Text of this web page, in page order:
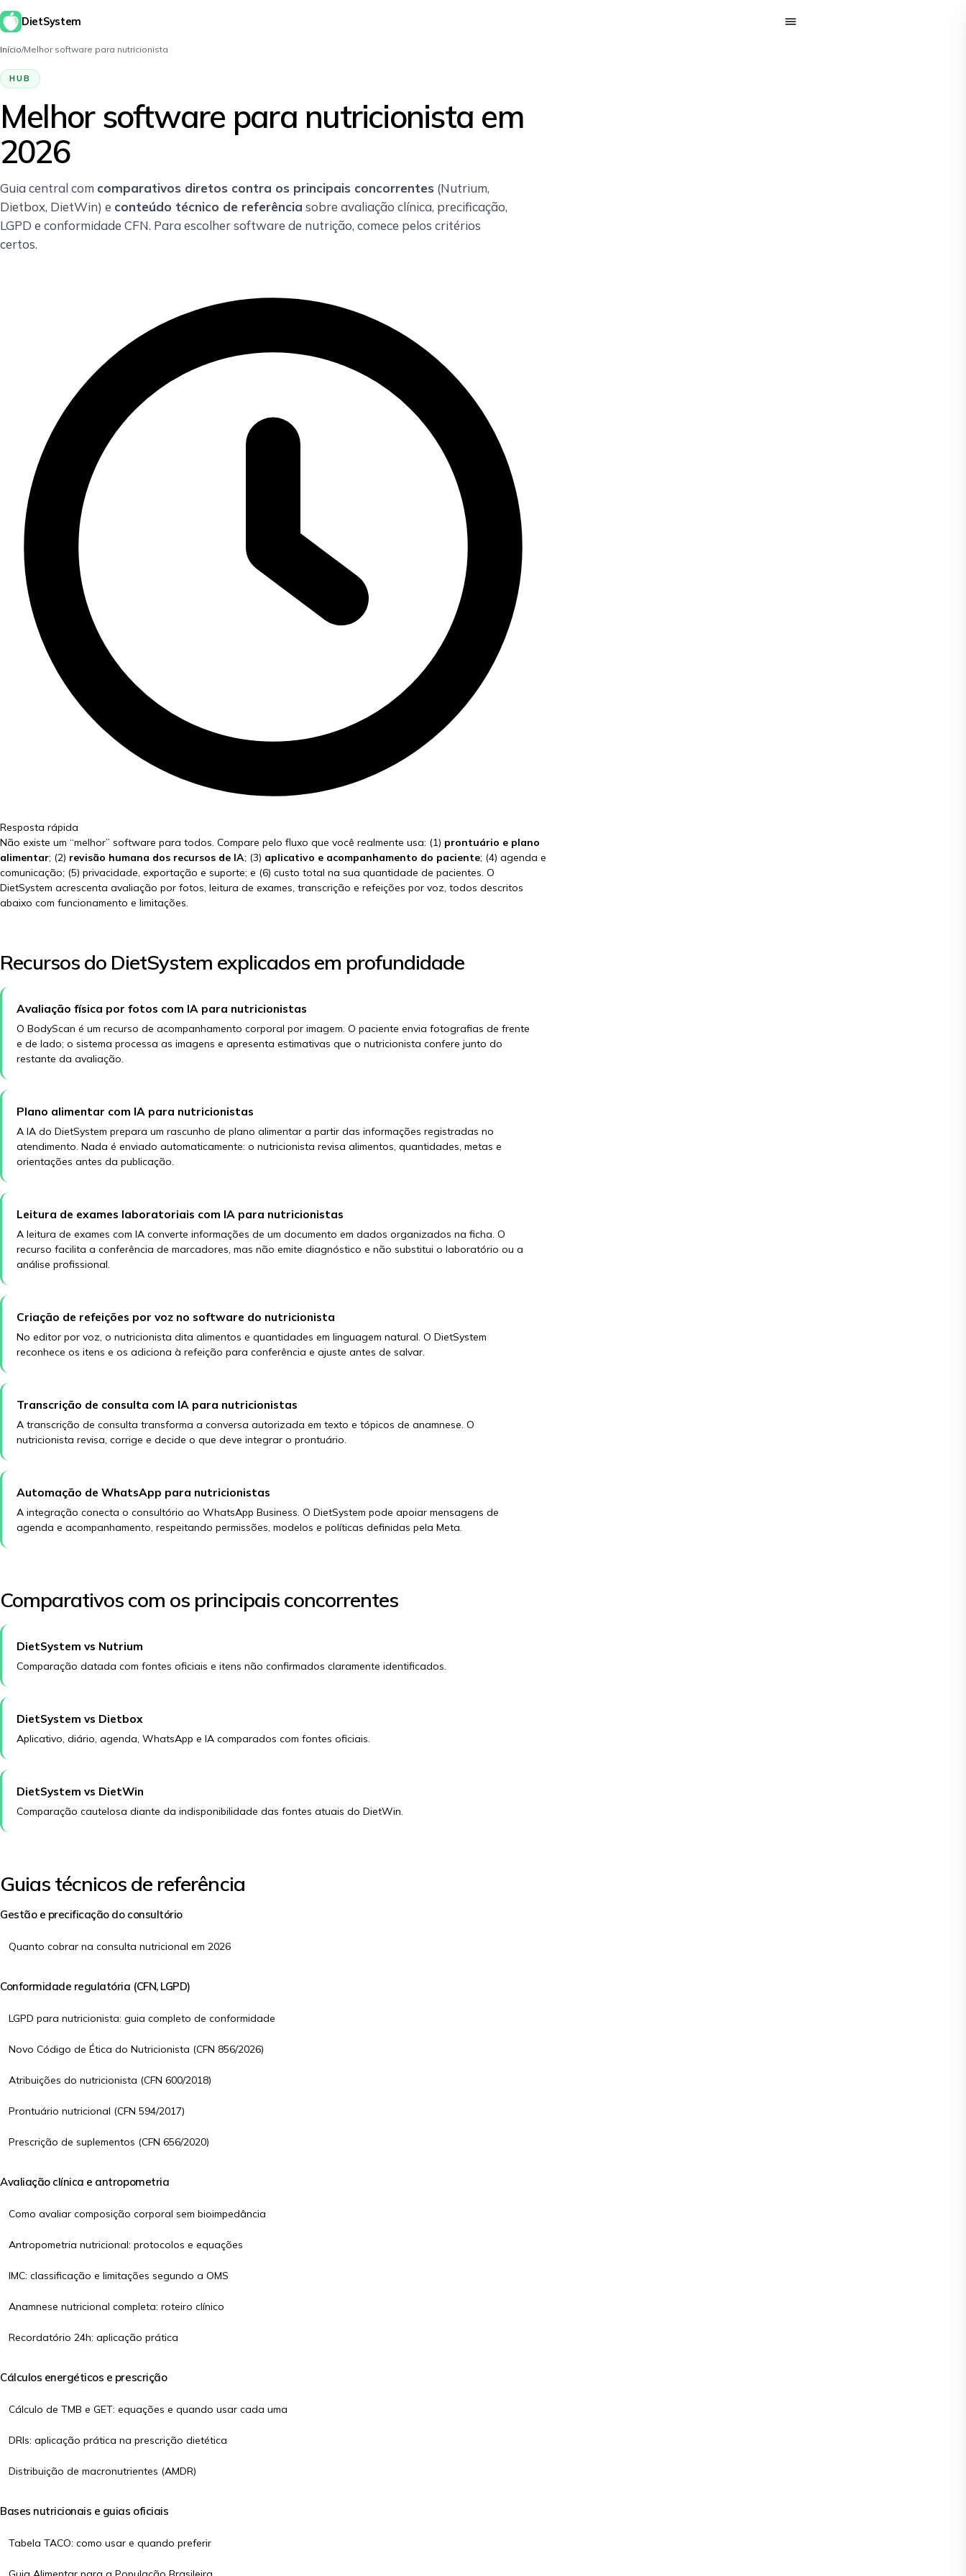
DietSystem
Início/Melhor software para nutricionista
HUB
Melhor software para nutricionista em
2026
Guia central com comparativos diretos contra os principais concorrentes (Nutrium,
Dietbox, DietWin) e conteúdo técnico de referência sobre avaliação clínica, precificação,
LGPD e conformidade CFN. Para escolher software de nutrição, comece pelos critérios
certos.
Resposta rápida
Não existe um “melhor” software para todos. Compare pelo fluxo que você realmente usa: (1) prontuário e plano
alimentar; (2) revisão humana dos recursos de IA; (3) aplicativo e acompanhamento do paciente; (4) agenda e
comunicação; (5) privacidade, exportação e suporte; e (6) custo total na sua quantidade de pacientes. O
DietSystem acrescenta avaliação por fotos, leitura de exames, transcrição e refeições por voz, todos descritos
abaixo com funcionamento e limitações.
Recursos do DietSystem explicados em profundidade
Avaliação física por fotos com IA para nutricionistas
O BodyScan é um recurso de acompanhamento corporal por imagem. O paciente envia fotografias de frente
e de lado; o sistema processa as imagens e apresenta estimativas que o nutricionista confere junto do
restante da avaliação.
Plano alimentar com IA para nutricionistas
A IA do DietSystem prepara um rascunho de plano alimentar a partir das informações registradas no
atendimento. Nada é enviado automaticamente: o nutricionista revisa alimentos, quantidades, metas e
orientações antes da publicação.
Leitura de exames laboratoriais com IA para nutricionistas
A leitura de exames com IA converte informações de um documento em dados organizados na ficha. O
recurso facilita a conferência de marcadores, mas não emite diagnóstico e não substitui o laboratório ou a
análise profissional.
Criação de refeições por voz no software do nutricionista
No editor por voz, o nutricionista dita alimentos e quantidades em linguagem natural. O DietSystem
reconhece os itens e os adiciona à refeição para conferência e ajuste antes de salvar.
Transcrição de consulta com IA para nutricionistas
A transcrição de consulta transforma a conversa autorizada em texto e tópicos de anamnese. O
nutricionista revisa, corrige e decide o que deve integrar o prontuário.
Automação de WhatsApp para nutricionistas
A integração conecta o consultório ao WhatsApp Business. O DietSystem pode apoiar mensagens de
agenda e acompanhamento, respeitando permissões, modelos e políticas definidas pela Meta.
Comparativos com os principais concorrentes
DietSystem vs Nutrium
Comparação datada com fontes oficiais e itens não confirmados claramente identificados.
DietSystem vs Dietbox
Aplicativo, diário, agenda, WhatsApp e IA comparados com fontes oficiais.
DietSystem vs DietWin
Comparação cautelosa diante da indisponibilidade das fontes atuais do DietWin.
Guias técnicos de referência
Gestão e precificação do consultório
Quanto cobrar na consulta nutricional em 2026
Conformidade regulatória (CFN, LGPD)
LGPD para nutricionista: guia completo de conformidade
Novo Código de Ética do Nutricionista (CFN 856/2026)
Atribuições do nutricionista (CFN 600/2018)
Prontuário nutricional (CFN 594/2017)
Prescrição de suplementos (CFN 656/2020)
Avaliação clínica e antropometria
Como avaliar composição corporal sem bioimpedância
Antropometria nutricional: protocolos e equações
IMC: classificação e limitações segundo a OMS
Anamnese nutricional completa: roteiro clínico
Recordatório 24h: aplicação prática
Cálculos energéticos e prescrição
Cálculo de TMB e GET: equações e quando usar cada uma
DRIs: aplicação prática na prescrição dietética
Distribuição de macronutrientes (AMDR)
Bases nutricionais e guias oficiais
Tabela TACO: como usar e quando preferir